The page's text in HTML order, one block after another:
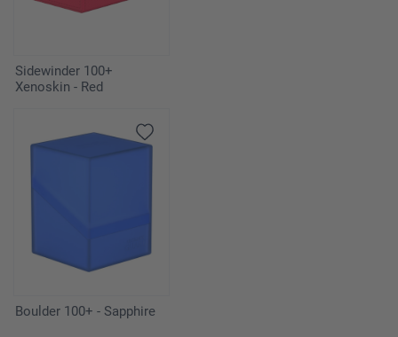
Sidewinder 100+
Xenoskin - Red
Boulder 100+ - Sapphire